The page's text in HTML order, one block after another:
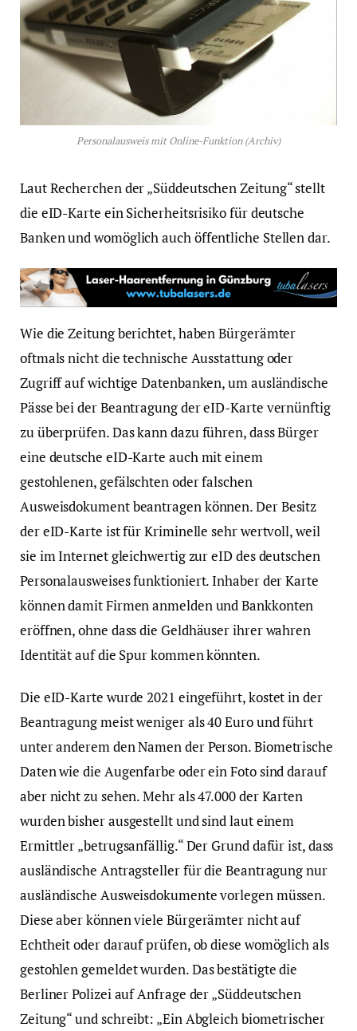
Personalausweis mit Online-Funktion (Archiv)
Laut Recherchen der „Süddeutschen Zeitung“ stellt
die eID-Karte ein Sicherheitsrisiko für deutsche
Banken und womöglich auch öffentliche Stellen dar.
Wie die Zeitung berichtet, haben Bürgerämter
oftmals nicht die technische Ausstattung oder
Zugriff auf wichtige Datenbanken, um ausländische
Pässe bei der Beantragung der eID-Karte vernünftig
zu überprüfen. Das kann dazu führen, dass Bürger
eine deutsche eID-Karte auch mit einem
gestohlenen, gefälschten oder falschen
Ausweisdokument beantragen können. Der Besitz
der eID-Karte ist für Kriminelle sehr wertvoll, weil
sie im Internet gleichwertig zur eID des deutschen
Personalausweises funktioniert. Inhaber der Karte
können damit Firmen anmelden und Bankkonten
eröffnen, ohne dass die Geldhäuser ihrer wahren
Identität auf die Spur kommen könnten.
Die eID-Karte wurde 2021 eingeführt, kostet in der
Beantragung meist weniger als 40 Euro und führt
unter anderem den Namen der Person. Biometrische
Daten wie die Augenfarbe oder ein Foto sind darauf
aber nicht zu sehen. Mehr als 47.000 der Karten
wurden bisher ausgestellt und sind laut einem
Ermittler „betrugsanfällig.“ Der Grund dafür ist, dass
ausländische Antragsteller für die Beantragung nur
ausländische Ausweisdokumente vorlegen müssen.
Diese aber können viele Bürgerämter nicht auf
Echtheit oder darauf prüfen, ob diese womöglich als
gestohlen gemeldet wurden. Das bestätigte die
Berliner Polizei auf Anfrage der „Süddeutschen
Zeitung“ und schreibt: „Ein Abgleich biometrischer